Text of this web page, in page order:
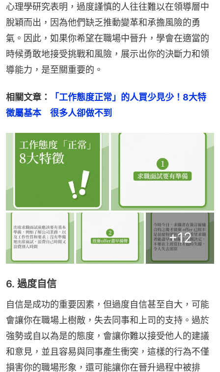
心理學研究表明，過度謹慎的人往往難以在領導層中
脫穎而出，因為他們缺乏推動變革和承擔風險的勇
氣。因此，如果你希望在職場中晉升，學會在適當的
時候勇敢地接受挑戰和風險，展示出你的決斷力和領
導能力，是至關重要的。
相關文章：
「工作態度正常」的人買少見少！8大特
徵屬基本　很多人卻做不到
+12
6. 過度自信
自信是成功的重要因素，但過度自信甚至自大，可能
會讓你在職場上樹敵，失去同事和上司的支持。過於
強勢或自以為是的態度，會讓你難以接受他人的建議
和意見，並且容易與同事產生衝突，這樣的行為不僅
損害你的職場形象，還可能讓你在晉升過程中被排